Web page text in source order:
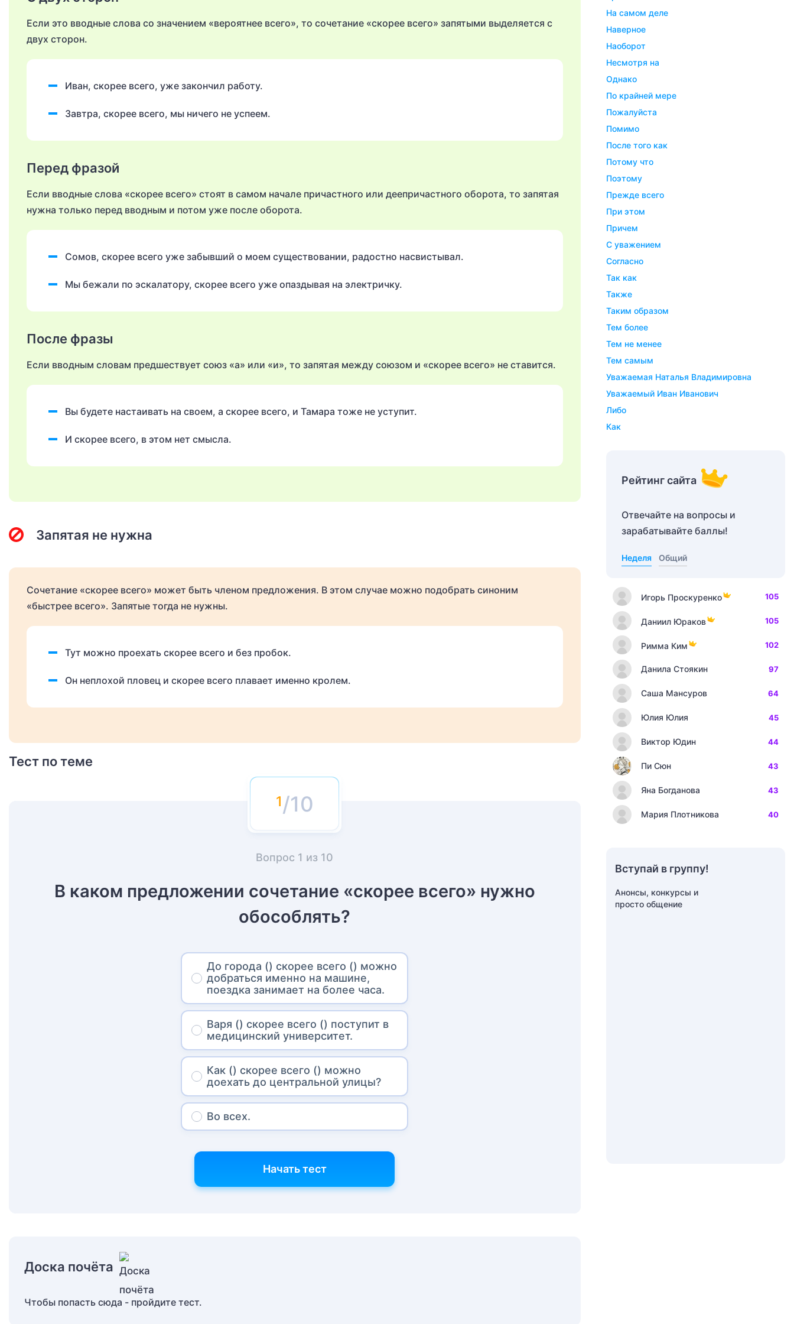
Если это вводные слова со значением «вероятнее всего», то сочетание «скорее всего» запятыми выделяется с
двух сторон.
Иван, скорее всего, уже закончил работу.
Завтра, скорее всего, мы ничего не успеем.
Перед фразой
Если вводные слова «скорее всего» стоят в самом начале причастного или деепричастного оборота, то запятая
нужна только перед вводным и потом уже после оборота.
Сомов, скорее всего уже забывший о моем существовании, радостно насвистывал.
Мы бежали по эскалатору, скорее всего уже опаздывая на электричку.
После фразы
Если вводным словам предшествует союз «а» или «и», то запятая между союзом и «скорее всего» не ставится.
Вы будете настаивать на своем, а скорее всего, и Тамара тоже не уступит.
И скорее всего, в этом нет смысла.
Запятая не нужна
Сочетание «скорее всего» может быть членом предложения. В этом случае можно подобрать синоним
«быстрее всего». Запятые тогда не нужны.
Тут можно проехать скорее всего и без пробок.
Он неплохой пловец и скорее всего плавает именно кролем.
Тест по теме
/10
Вопрос 1 из 10
В каком предложении сочетание «скорее всего» нужно
обособлять?
До города () скорее всего () можно
добраться именно на машине,
поездка занимает на более часа.
Варя () скорее всего () поступит в
медицинский университет.
Как () скорее всего () можно
доехать до центральной улицы?
Во всех.
Начать тест
Доска почёта
Чтобы попасть сюда - пройдите тест.
На самом деле
Наверное
Наоборот
Несмотря на
Однако
По крайней мере
Пожалуйста
Помимо
После того как
Потому что
Поэтому
Прежде всего
При этом
Причем
С уважением
Согласно
Так как
Также
Таким образом
Тем более
Тем не менее
Тем самым
Уважаемая Наталья Владимировна
Уважаемый Иван Иванович
либо
как
Рейтинг сайта
Отвечайте на вопросы и
зарабатывайте баллы!
Неделя Общий
Игорь Проскуренко 105
Даниил Юраков 105
Римма Ким 102
Данила Стоякин 97
Саша Мансуров 64
Юлия Юлия 45
Виктор Юдин 44
Пи Сюн 43
Яна Богданова 43
Мария Плотникова 40
Вступай в группу!
Анонсы, конкурсы и
просто общение